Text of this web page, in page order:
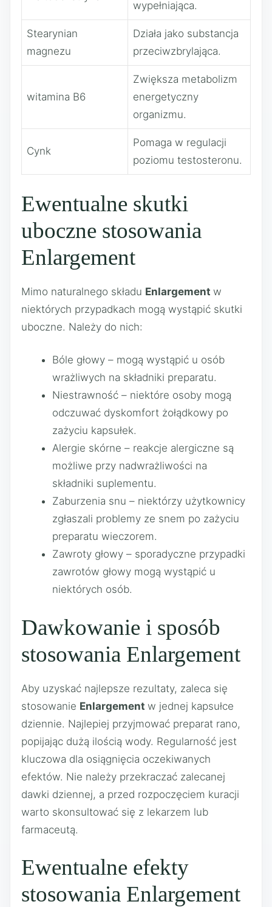
wypełniająca.
Stearynian
magnezu
Działa jako substancja
przeciwzbrylająca.
witamina B6
Zwiększa metabolizm
energetyczny
organizmu.
Cynk
Pomaga w regulacji
poziomu testosteronu.
Ewentualne skutki
uboczne stosowania
Enlargement
Mimo naturalnego składu Enlargement w
niektórych przypadkach mogą wystąpić skutki
uboczne. Należy do nich:
Bóle głowy – mogą wystąpić u osób
wrażliwych na składniki preparatu.
Niestrawność – niektóre osoby mogą
odczuwać dyskomfort żołądkowy po
zażyciu kapsułek.
Alergie skórne – reakcje alergiczne są
możliwe przy nadwrażliwości na
składniki suplementu.
Zaburzenia snu – niektórzy użytkownicy
zgłaszali problemy ze snem po zażyciu
preparatu wieczorem.
Zawroty głowy – sporadyczne przypadki
zawrotów głowy mogą wystąpić u
niektórych osób.
Dawkowanie i sposób
stosowania Enlargement
Aby uzyskać najlepsze rezultaty, zaleca się
stosowanie Enlargement w jednej kapsułce
dziennie. Najlepiej przyjmować preparat rano,
popijając dużą ilością wody. Regularność jest
kluczowa dla osiągnięcia oczekiwanych
efektów. Nie należy przekraczać zalecanej
dawki dziennej, a przed rozpoczęciem kuracji
warto skonsultować się z lekarzem lub
farmaceutą.
Ewentualne efekty
stosowania Enlargement